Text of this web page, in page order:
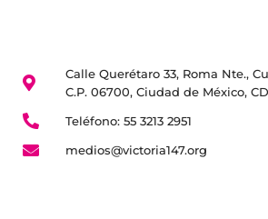
Calle Querétaro 33, Roma Nte.,
C.P. 06700, Ciudad de México,
Teléfono: 55 3213 2951
medios@victoria147.org